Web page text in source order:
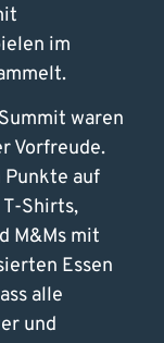
im
waren
Vorfreude.
auf
Shirts,
M&Ms mit
Essen
alle
und